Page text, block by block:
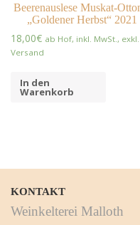
Beerenauslese Muskat-
„Goldener Herbst“ 2021
18,00€ ab Hof, inkl. MwSt., exkl.
Versand
In den
Warenkorb
KONTAKT
Weinkelterei Malloth